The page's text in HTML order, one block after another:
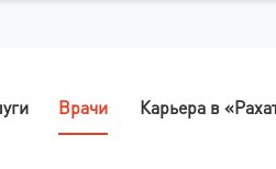
Врачи Карьера в